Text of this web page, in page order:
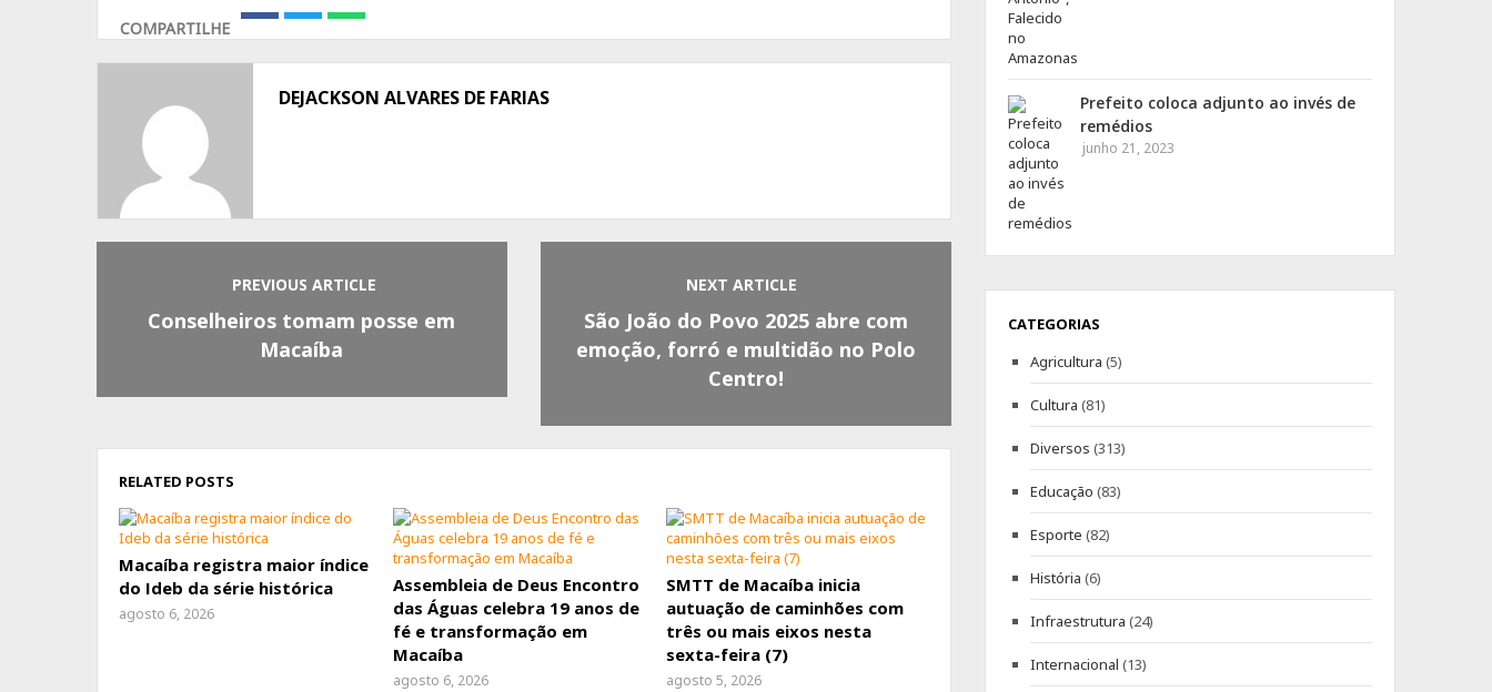
COMPARTILHE
on
Facebook
on
Twitter
on
Whatsapp
DEJACKSON ALVARES DE FARIAS
PREVIOUS ARTICLE
Conselheiros tomam posse em
Macaíba
NEXT ARTICLE
São João do Povo 2025 abre com
emoção, forró e multidão no Polo
Centro!
RELATED POSTS
Macaíba registra maior índice
do Ideb da série histórica
agosto 6, 2026
Assembleia de Deus Encontro
das Águas celebra 19 anos de
fé e transformação em
Macaíba
agosto 6, 2026
SMTT de Macaíba inicia
autuação de caminhões com
três ou mais eixos nesta
sexta-feira (7)
agosto 5, 2026
Prefeito coloca adjunto ao invés de
remédios
junho 21, 2023
CATEGORIAS
Agricultura (5)
Cultura (81)
Diversos (313)
Educação (83)
Esporte (82)
História (6)
Infraestrutura (24)
Internacional (13)